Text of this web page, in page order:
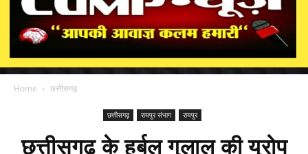
Home छत्तीसगढ़
छत्तीसगढ़ रायपुर संभाग रायपुर
छत्तीसगढ़ के हर्बल गुलाल की यूरोप